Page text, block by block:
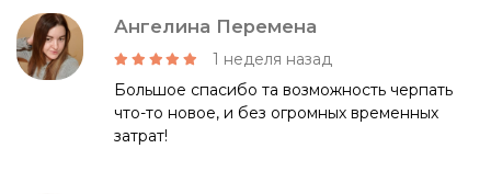
Ангелина Перемена
1 неделя назад
Большое спасибо та возможность черпать
что-то новое, и без огромных временных
затрат!